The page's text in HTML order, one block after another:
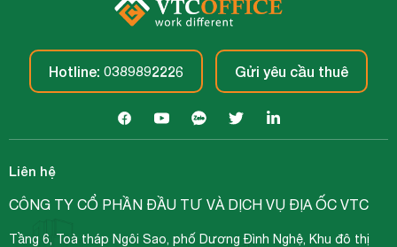
Hotline: 0389892226 Gửi yêu cầu thuê
Liên hệ
CÔNG TY CỔ PHẦN ĐẦU TƯ VÀ DỊCH VỤ ĐỊA ỐC VTC
Tầng 6, Toà tháp Ngôi Sao, phố Dương Đình Nghệ, Khu đô thị